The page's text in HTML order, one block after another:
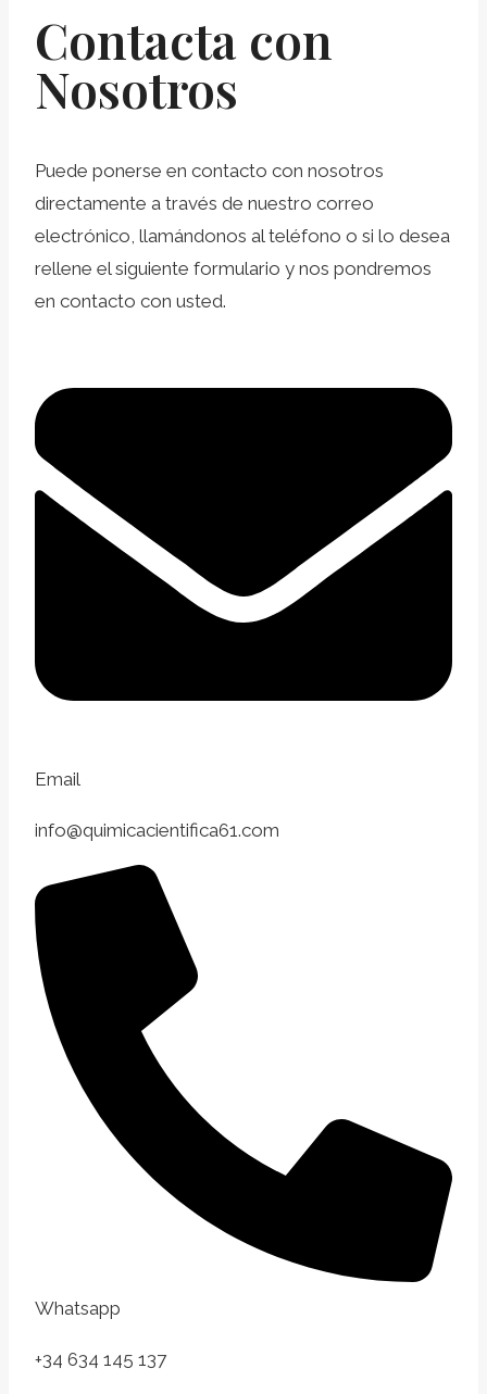
Contacta con
Nosotros
Puede ponerse en contacto con nosotros
directamente a través de nuestro correo
electrónico, llamándonos al teléfono o si lo desea
rellene el siguiente formulario y nos pondremos
en contacto con usted.
Email
info@quimicacientifica61.com
Whatsapp
+34 634 145 137